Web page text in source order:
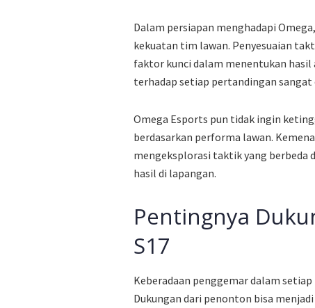
Dalam persiapan menghadapi
kekuatan tim lawan. Penyesuaian
faktor kunci dalam menentukan
terhadap setiap pertandingan
Omega Esports pun tidak ingin
berdasarkan performa lawan.
mengeksplorasi taktik yang berbeda
hasil di lapangan.
Pentingnya
S17
Keberadaan penggemar dalam
Dukungan dari penonton bisa